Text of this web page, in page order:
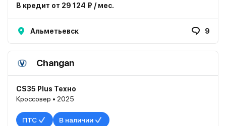
В кредит от 29 124 ₽ / мес.
Альметьевск 9
Changan
CS35 Plus Техно
Кроссовер • 2025
ПТС В наличии